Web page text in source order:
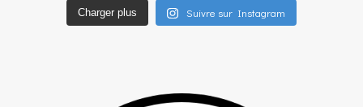
Charger plus Suivre sur Instagram